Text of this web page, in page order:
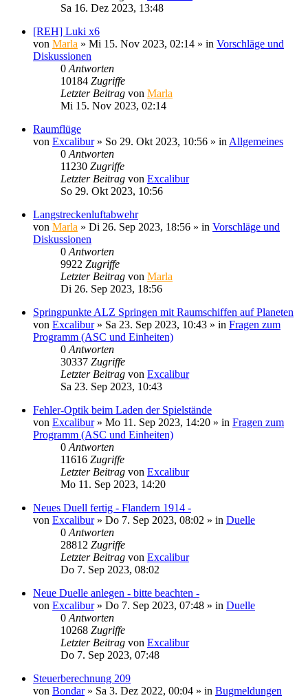
Sa 16. Dez 2023, 13:48
[REH] Luki x6
von Marla » Mi 15. Nov 2023, 02:14 » in Vorschläge und
Diskussionen
0 Antworten
10184 Zugriffe
Letzter Beitrag von Marla
Mi 15. Nov 2023, 02:14
Raumflüge
von Excalibur» So 29. Okt 2023, 10:56 » in Allgemeines
0 Antworten
11230 Zugriffe
Letzter Beitrag von Excalibur
So 29. Okt 2023, 10:56
Langstreckenluftabwehr
von Marla » Di 26. Sep 2023, 18:56 » in Vorschläge und
Diskussionen
0 Antworten
9922 Zugriffe
Letzter Beitrag von Marla
Di 26. Sep 2023, 18:56
Springpunkte ALZ Springen mit Raumschiffen auf Planeten
von Excalibur» Sa 23. Sep 2023, 10:43 » in Fragen zum
Programm (ASC und Einheiten)
0 Antworten
30337 Zugriffe
Letzter Beitrag von Excalibur
Sa 23. Sep 2023, 10:43
Fehler-Optik beim Laden der Spielstände
von Excalibur» Mo 11. Sep 2023, 14:20 » in Fragen zum
Programm (ASC und Einheiten)
0 Antworten
11616 Zugriffe
Letzter Beitrag von Excalibur
Mo 11. Sep 2023, 14:20
Neues Duell fertig - Flandern 1914 -
von Excalibur» Do 7. Sep 2023, 08:02 » in Duelle
0 Antworten
28812 Zugriffe
Letzter Beitrag von Excalibur
Do 7. Sep 2023, 08:02
Neue Duelle anlegen - bitte beachten -
von Excalibur» Do 7. Sep 2023, 07:48 » in Duelle
0 Antworten
10268 Zugriffe
Letzter Beitrag von Excalibur
Do 7. Sep 2023, 07:48
Steuerberechnung 209
von Bondar» Sa 3. Dez 2022, 00:04 » in Bugmeldungen